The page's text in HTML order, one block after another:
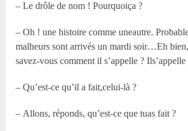
– Le drôle de nom ! Pourquoiça ?
– Oh ! une histoire comme uneautre.
malheurs sont arrivés un mardi soir…Eh
savez-vous comment il s’appelle ?
– Qu’est-ce qu’il a fait,celui-là ?
– Allons, réponds, qu’est-ce que tuas fait ?